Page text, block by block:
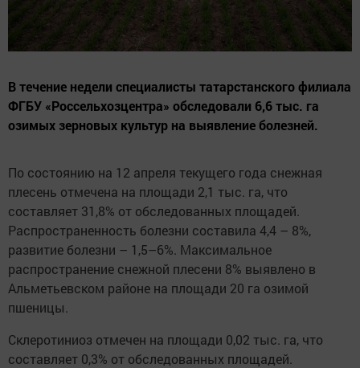
В течение недели специалисты татарстанского филиала
ФГБУ «Россельхозцентра» обследовали 6,6 тыс. га
озимых зерновых культур на выявление болезней.
По состоянию на 12 апреля текущего года снежная
плесень отмечена на площади 2,1 тыс. га, что
составляет 31,8% от обследованных площадей.
Распространенность болезни составила 4,4 – 8%,
развитие болезни – 1,5–6%. Максимальное
распространение снежной плесени 8% выявлено в
Альметьевском районе на площади 20 га озимой
пшеницы.
Склеротиниоз отмечен на площади 0,02 тыс. га, что
составляет 0,3% от обследованных площадей.